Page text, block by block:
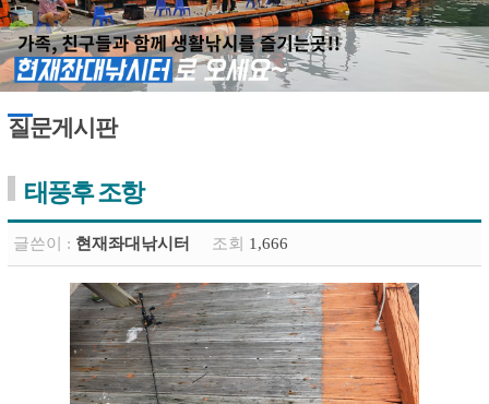
질문게시판
태풍후 조항
글쓴이 : 현재좌대낚시터 조회 1,666